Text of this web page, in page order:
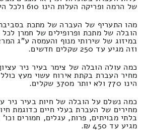
של הרמה ופריקה העלות הינו 610 ולכל היותר 250 ₪.
מהו התעריף של העברה של מתכת בסביבת
הובלה של מתכת ופרופילים של חמרן לכל
וזה מגיע עד 250 שקלים חדשים.
כמה עולה הובלה של צימר בעיר ניר
מחיר העברת בקתת אירוח עשוי מעץ כולל
הינו 770 ולא יותר מ370 שקלים.
כמה נשלם על הובלה של חיות בעיר ניר
מחירים של העברת בעלי חיים כדוגמת
מגיע עד 450 ₪.